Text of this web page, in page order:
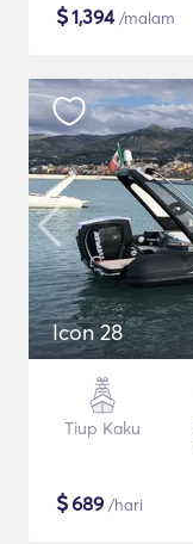
$1,394/malam
Icon 28
Tiup Kaku
$689 /hari